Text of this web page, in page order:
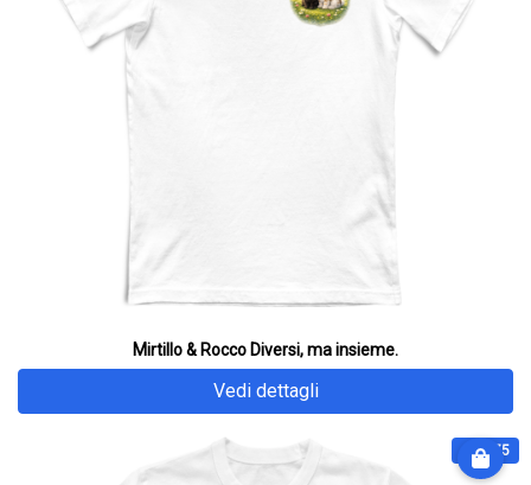
Mirtillo & Rocco Diversi, ma insieme.
Vedi dettagli
€ 28.75